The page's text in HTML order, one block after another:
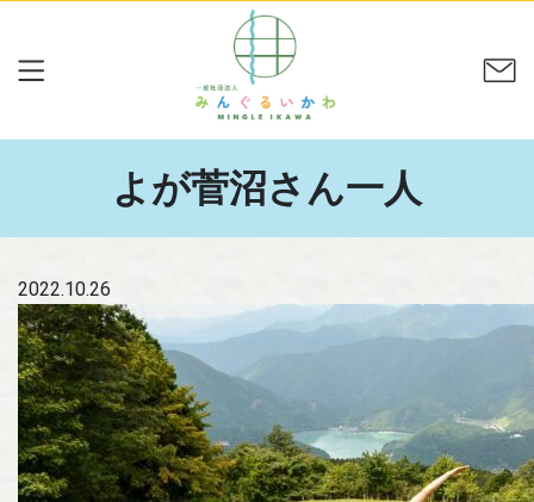
よが菅沼さん一人
2022.10.26